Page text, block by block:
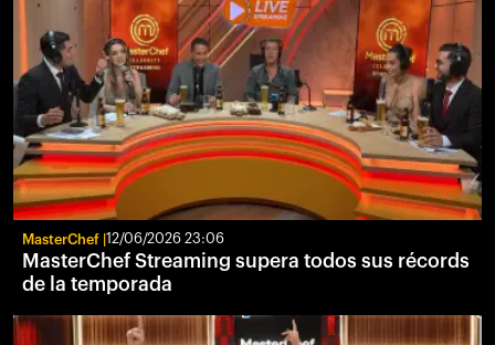
MasterChef 12/06/2026 23:06
MasterChef Streaming supera todos sus récords
de la temporada